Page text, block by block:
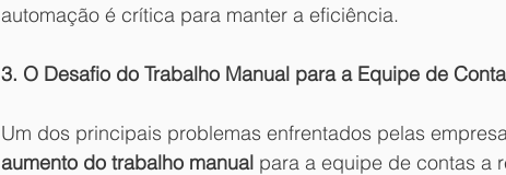
automação é crítica para manter a eficiência.
3. O Desafio do Trabalho Manual para a Equipe de
Um dos principais problemas enfrentados pelas
aumento do trabalho manual para a equipe de contas a